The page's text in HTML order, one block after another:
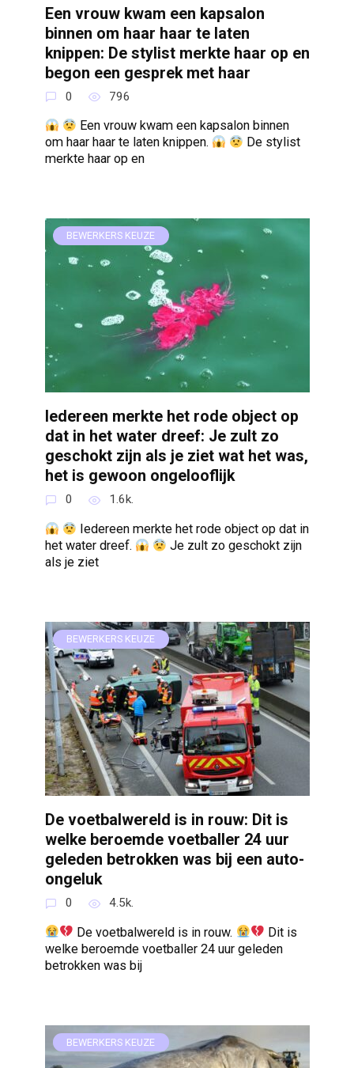
Een vrouw kwam een kapsalon
binnen om haar haar te laten
knippen: De stylist merkte haar op en
begon een gesprek met haar
0 796
Een vrouw kwam een kapsalon binnen
om haar haar te laten knippen.
De stylist
merkte haar op en
BEWERKERS KEUZE
Iedereen merkte het rode object op
dat in het water dreef: Je zult zo
geschokt zijn als je ziet wat het was,
het is gewoon ongelooflijk
0 1.6k.
Iedereen merkte het rode object op dat in
het water dreef.
Je zult zo geschokt zijn
als je ziet
BEWERKERS KEUZE
De voetbalwereld is in rouw: Dit is
welke beroemde voetballer 24 uur
geleden betrokken was bij een auto-
ongeluk
0 4.5k.
De voetbalwereld is in rouw.
Dit is
welke beroemde voetballer 24 uur geleden
betrokken was bij
BEWERKERS KEUZE